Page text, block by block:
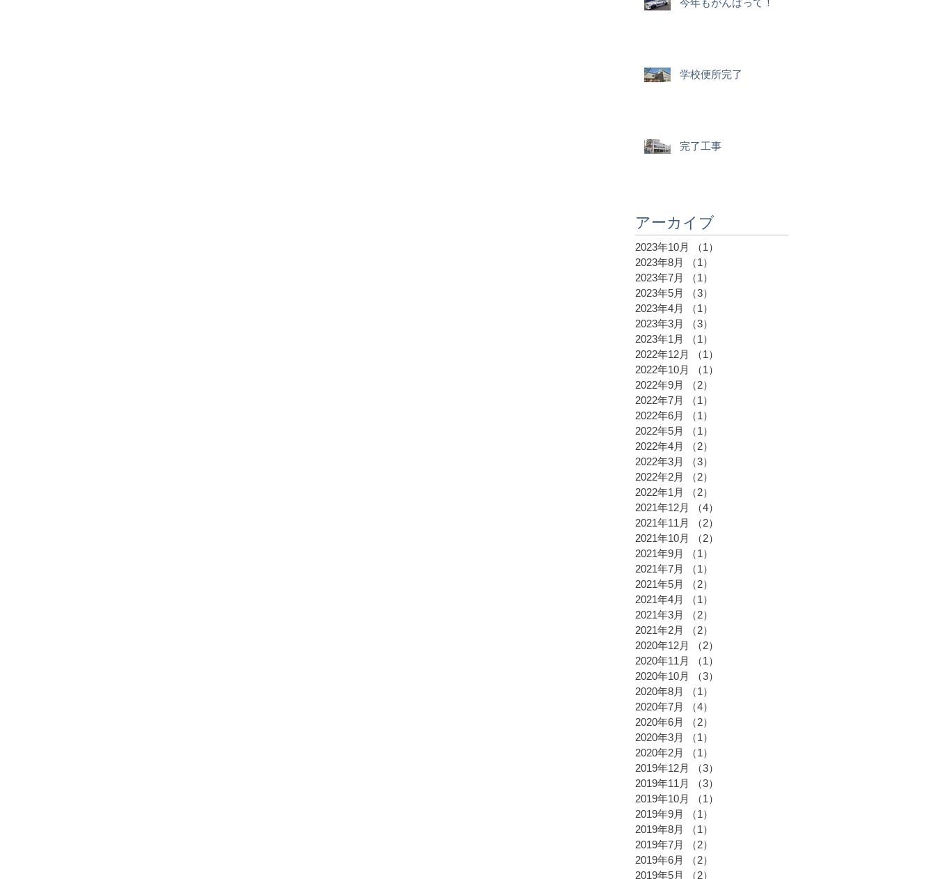
今年もがんばって！
学校便所完了
完了工事
アーカイブ
2023年10月 （1）
2023年8月
（1）
2023年7月
（1）
2023年5月
（3）
2023年4月
（1）
2023年3月
（3）
2023年1月
（1）
2022年12月
（1）
2022年10月
（1）
2022年9月
（2）
2022年7月
（1）
2022年6月
（1）
2022年5月
（1）
2022年4月
（2）
2022年3月
（3）
2022年2月
（2）
2022年1月
（2）
2021年12月
（4）
2021年11月
（2）
2021年10月
（2）
2021年9月
（1）
2021年7月
（1）
2021年5月
（2）
2021年4月
（1）
2021年3月
（2）
2021年2月
（2）
2020年12月
（2）
2020年11月
（1）
2020年10月
（3）
2020年8月
（1）
2020年7月
（4）
2020年6月
（2）
2020年3月
（1）
2020年2月
（1）
2019年12月
（3）
2019年11月
（3）
2019年10月
（1）
2019年9月
（1）
2019年8月
（1）
2019年7月
（2）
2019年6月
（2）
2019年5月
（2）